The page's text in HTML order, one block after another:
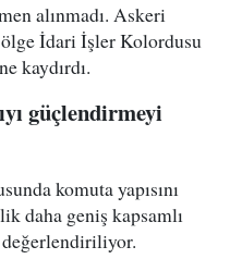
alınmadı. Askeri
İdari İşler Kolordusu
kaydırdı.
güçlendirmeyi
komuta yapısını
daha geniş kapsamlı